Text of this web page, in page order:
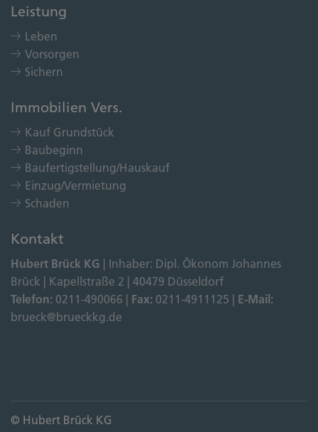
Leistung
Leben
Vorsorgen
Sichern
Immobilien Vers.
Kauf Grundstück
Baubeginn
Baufertigstellung/Hauskauf
Einzug/Vermietung
Schaden
Kontakt
Hubert Brück KG | Inhaber: Dipl. Ökonom Johannes
Brück | Kapellstraße 2 | 40479 Düsseldorf
Telefon: 0211-490066 | Fax: 0211-4911125 | E-Mail:
brueck@brueckkg.de
© Hubert Brück KG